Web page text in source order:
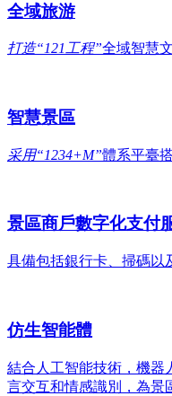
全域旅游
打造“121工程”全域智慧
智慧景區
采用“1234+M”體系平臺
景區商戶數字化支付
具備包括銀行卡、掃碼以
仿生智能體
結合人工智能技術，機器
言交互和情感識別，為景